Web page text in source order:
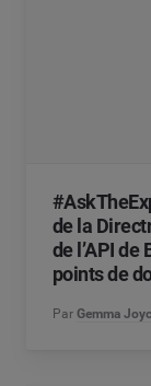
de la
de l’API
points de
Par Gemma